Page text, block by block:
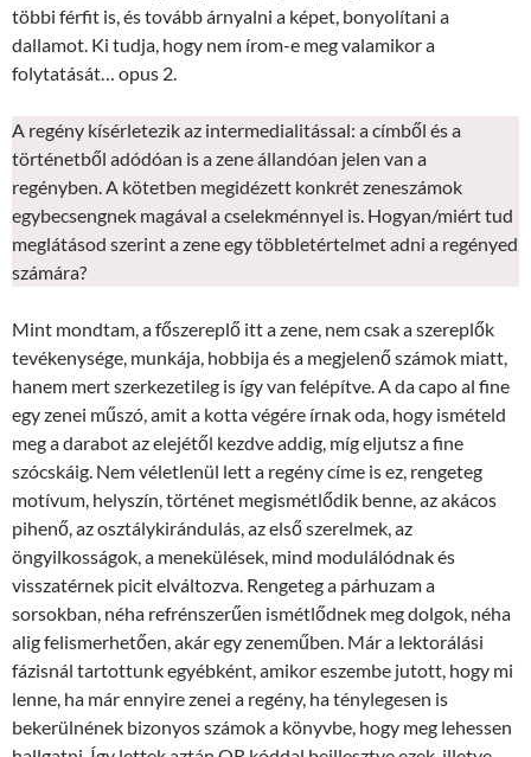
többi férfit is, és tovább árnyalni a képet, bonyolítani a
dallamot. Ki tudja, hogy nem írom-e meg valamikor a
folytatását… opus 2.
A regény kísérletezik az intermedialitással: a címből és a
történetből adódóan is a zene állandóan jelen van a
regényben. A kötetben megidézett konkrét zeneszámok
egybecsengnek magával a cselekménnyel is. Hogyan/miért tud
meglátásod szerint a zene egy többletértelmet adni a regényed
számára?
Mint mondtam, a főszereplő itt a zene, nem csak a szereplők
tevékenysége, munkája, hobbija és a megjelenő számok miatt,
hanem mert szerkezetileg is így van felépítve. A da capo al fine
egy zenei műszó, amit a kotta végére írnak oda, hogy ismételd
meg a darabot az elejétől kezdve addig, míg eljutsz a fine
szócskáig. Nem véletlenül lett a regény címe is ez, rengeteg
motívum, helyszín, történet megismétlődik benne, az akácos
pihenő, az osztálykirándulás, az első szerelmek, az
öngyilkosságok, a menekülések, mind modulálódnak és
visszatérnek picit elváltozva. Rengeteg a párhuzam a
sorsokban, néha refrénszerűen ismétlődnek meg dolgok, néha
alig felismerhetően, akár egy zeneműben. Már a lektorálási
fázisnál tartottunk egyébként, amikor eszembe jutott, hogy mi
lenne, ha már ennyire zenei a regény, ha ténylegesen is
bekerülnének bizonyos számok a könyvbe, hogy meg lehessen